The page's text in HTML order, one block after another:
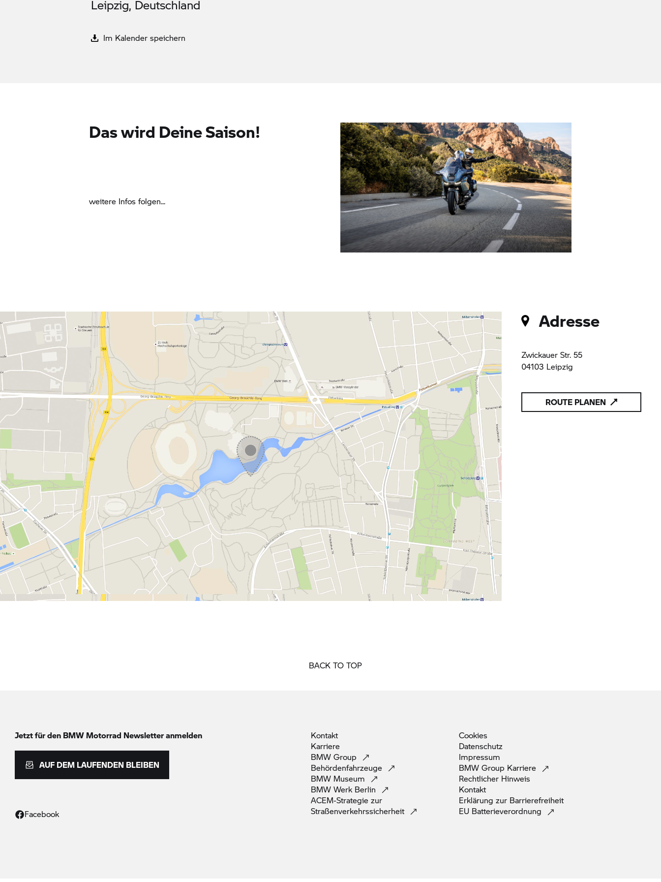
Leipzig, Deutschland
Im Kalender speichern
Das wird Deine Saison!
weitere Infos folgen...
Adresse
Zwickauer Str. 55
04103 Leipzig
ROUTE PLANEN
BACK TO TOP
Jetzt für den BMW Motorrad Newsletter anmelden
AUF DEM LAUFENDEN BLEIBEN
Facebook
Kontakt
Karriere
BMW Group
Behördenfahrzeuge
BMW Museum
BMW Werk Berlin
ACEM-Strategie zur
Straßenverkehrssicherheit
Cookies
Datenschutz
Impressum
BMW Group Karriere
Rechtlicher Hinweis
Kontakt
Erklärung zur Barrierefreiheit
EU Batterieverordnung